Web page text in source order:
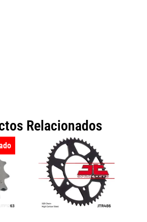
Relacionados